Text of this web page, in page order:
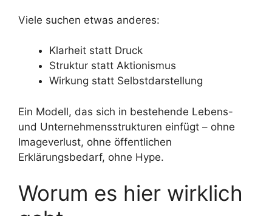
Viele suchen etwas anderes:
Klarheit statt Druck
Struktur statt Aktionismus
Wirkung statt Selbstdarstellung
Ein Modell, das sich in bestehende Lebens-
und Unternehmensstrukturen einfügt – ohne
Imageverlust, ohne öffentlichen
Erklärungsbedarf, ohne Hype.
Worum es hier wirklich